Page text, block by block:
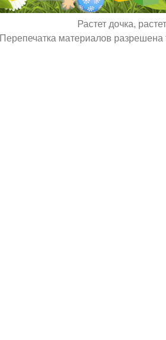
Растет дочка,
Перепечатка материалов разрешена